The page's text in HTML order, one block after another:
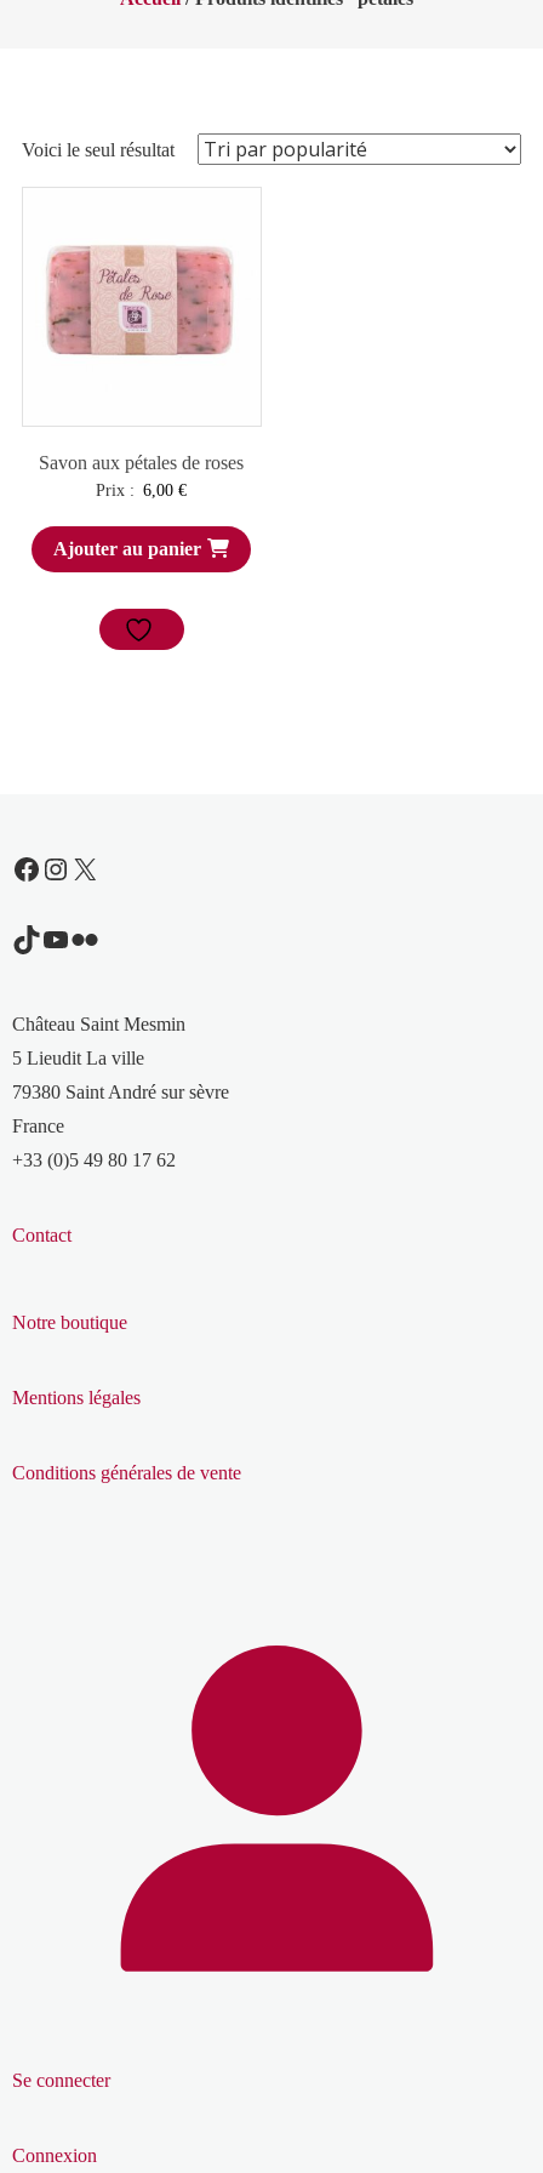
Voici le seul résultat
Savon aux pétales de roses
Prix : 6,00€
Ajouter au panier
Facebook
Instagram
X
TikTok
YouTube
Flickr
Château Saint Mesmin
5 Lieudit La ville
79380 Saint André sur sèvre
France
+33 (0)5 49 80 17 62
Contact
Notre boutique
Mentions légales
Conditions générales de vente
Se connecter
Connexion